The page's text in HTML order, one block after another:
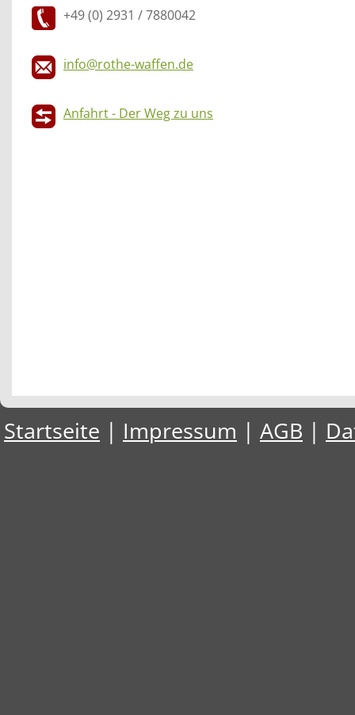
+49 (0) 2931 / 7880042
info@rothe-waffen.de
Anfahrt - Der Weg zu uns
Startseite | Impressum | AGB |